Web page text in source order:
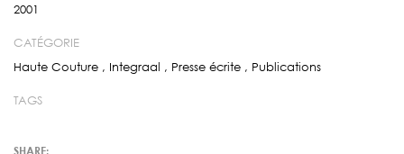
2001
CATÉGORIE
Haute Couture , Integraal , Presse écrite , Publications
TAGS